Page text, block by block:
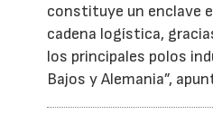
constituye un enclave
cadena logística,
los principales polos
Bajos y Alemania”,